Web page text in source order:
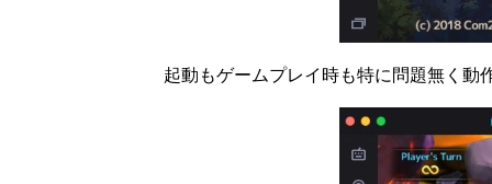
起動もゲームプレイ時も特に問題無く動